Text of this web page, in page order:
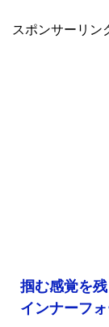
スポンサーリン
掴む感覚を
インナーフ